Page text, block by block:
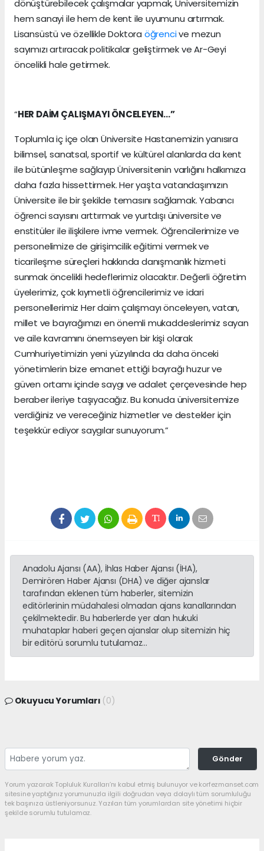
dönüştürebilecek çalışmalar yapmak, Üniversitemizin
hem sanayi ile hem de kent ile uyumunu artırmak.
Lisansüstü ve özellikle Doktora öğrencive mezun
sayımızı artıracak politikalar geliştirmek ve Ar-Geyi
öncelikli hale getirmek.
“HER DAİM ÇALIŞMAYI ÖNCELEYEN…”
Toplumla iç içe olan Üniversite Hastanemizin yanısıra
bilimsel, sanatsal, sportif ve kültürel alanlarda da kent
ile bütünleşme sağlayıp Üniversitenin varlığını halkımıza
daha fazla hissettirmek. Her yaşta vatandaşımızın
Üniversite ile bir şekilde temasını sağlamak. Yabancı
öğrenci sayısını arttırmak ve yurtdışı üniversite ve
enstitüler ile ilişkilere ivme vermek. Öğrencilerimize ve
personelimize de girişimcilik eğitimi vermek ve
ticarileşme süreçleri hakkında danışmanlık hizmeti
sunmak öncelikli hedeflerimiz olacaktır. Değerli öğretim
üyelerimiz, çok kıymetli öğrencilerimiz ve idari
personellerimiz Her daim çalışmayı önceleyen, vatan,
millet ve bayrağımızı en önemli mukaddeslerimiz sayan
ve aile kavramını önemseyen bir kişi olarak
Cumhuriyetimizin yeni yüzyılında da daha önceki
yönetimlerin bize emanet ettiği bayrağı huzur ve
güven ortamı içinde saygı ve adalet çerçevesinde hep
beraber ileriye taşıyacağız. Bu konuda üniversitemize
verdiğiniz ve vereceğiniz hizmetler ve destekler için
teşekkür ediyor saygılar sunuyorum.”
Anadolu Ajansı (AA), İhlas Haber Ajansı (İHA),
Demirören Haber Ajansı (DHA) ve diğer ajanslar
tarafından eklenen tüm haberler, sitemizin
editörlerinin müdahalesi olmadan ajans kanallarından
çekilmektedir. Bu haberlerde yer alan hukuki
muhataplar haberi geçen ajanslar olup sitemizin hiç
bir editörü sorumlu tutulamaz...
Okuyucu Yorumları (0)
Gönder
Yorum yazarak Topluluk Kuralları’nı kabul etmiş bulunuyor ve korfezmanset.com
sitesine yaptığınız yorumunuzla ilgili doğrudan veya dolaylı tüm sorumluluğu
tek başınıza üstleniyorsunuz. Yazılan tüm yorumlardan site yönetimi hiçbir
şekilde sorumlu tutulamaz.